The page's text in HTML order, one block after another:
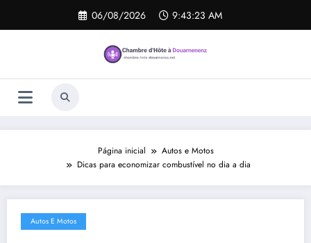
o
06/08/2026 9:43:23 AM
Página inicial
Autos e Motos
Dicas para economizar combustível no dia a dia
Autos E Motos